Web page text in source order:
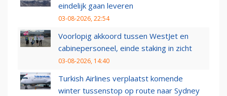
eindelijk gaan leveren
03-08-2026, 22:54
Voorlopig akkoord tussen WestJet en
cabinepersoneel, einde staking in zicht
03-08-2026, 14:40
Turkish Airlines verplaatst komende
winter tussenstop op route naar Sydney